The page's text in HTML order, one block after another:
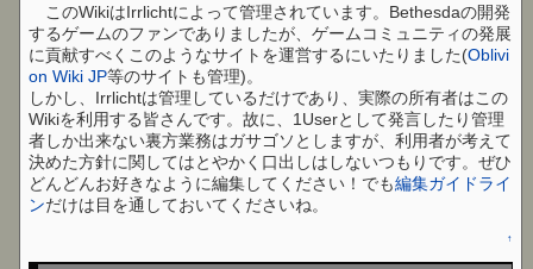
このWikiはIrrlichtによって管理されています。Bethesdaの開発
するゲームのファンでありましたが、ゲームコミュニティの発展
に貢献すべくこのようなサイトを運営するにいたりました(Oblivi
on Wiki JP等のサイトも管理)。
しかし、Irrlichtは管理しているだけであり、実際の所有者はこの
Wikiを利用する皆さんです。故に、1Userとして発言したり管理
者しか出来ない裏方業務はガサゴソとしますが、利用者が考えて
決めた方針に関してはとやかく口出しはしないつもりです。ぜひ
どんどんお好きなように編集してください！でも編集ガイドライ
ンだけは目を通しておいてくださいね。
↑